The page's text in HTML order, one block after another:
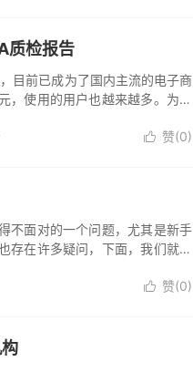
质检报告
目前已成为了国内主流的电子商
，使用的用户也越来越多。为了
 赞(0)
不面对的一个问题，尤其是新手
存在许多疑问，下面，我们就卖
 赞(0)